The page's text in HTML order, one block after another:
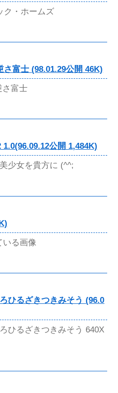
ク・ホームズ
富士 (98.01.29公開 46K)
さ富士
公開 1,484K)
少女を貴方に (^^;
る画像
ひるざきつきみそう (96.0
ひるざきつきみそう 640X